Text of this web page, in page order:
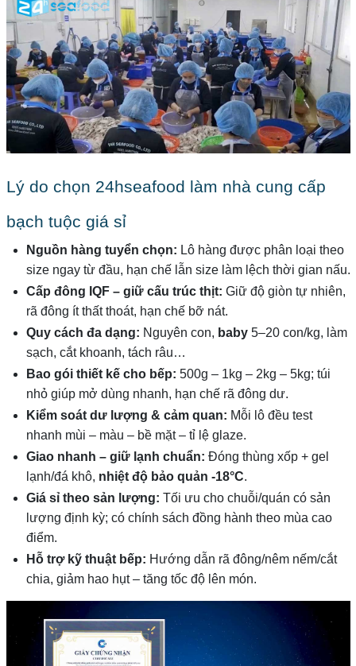
Lý do chọn 24hseafood làm nhà cung cấp
bạch tuộc giá sỉ
Nguồn hàng tuyển chọn: Lô hàng được phân loại theo
size ngay từ đầu, hạn chế lẫn size làm lệch thời gian nấu.
Cấp đông IQF – giữ cấu trúc thịt: Giữ độ giòn tự nhiên,
rã đông ít thất thoát, hạn chế bỡ nát.
Quy cách đa dạng: Nguyên con, baby5–20 con/kg, làm
sạch, cắt khoanh, tách râu…
Bao gói thiết kế cho bếp: 500g – 1kg – 2kg – 5kg; túi
nhỏ giúp mở dùng nhanh, hạn chế rã đông dư.
Kiểm soát dư lượng & cảm quan: Mỗi lô đều test
nhanh mùi – màu – bề mặt – tỉ lệ glaze.
Giao nhanh – giữ lạnh chuẩn: Đóng thùng xốp + gel
lạnh/đá khô, nhiệt độ bảo quản -18°C.
Giá sỉ theo sản lượng: Tối ưu cho chuỗi/quán có sản
lượng định kỳ; có chính sách đồng hành theo mùa cao
điểm.
Hỗ trợ kỹ thuật bếp: Hướng dẫn rã đông/nêm nếm/cắt
chia, giảm hao hụt – tăng tốc độ lên món.